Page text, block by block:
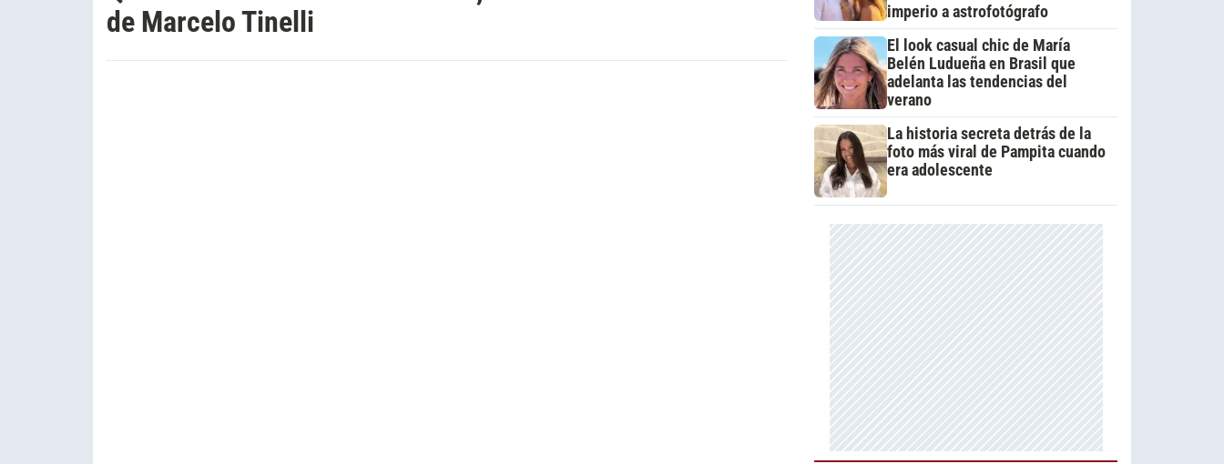
de Marcelo Tinelli
imperio a astrofotógrafo
El look casual chic de María
Belén Ludueña en Brasil que
adelanta las tendencias del
verano
La historia secreta detrás de la
foto más viral de Pampita cuando
era adolescente